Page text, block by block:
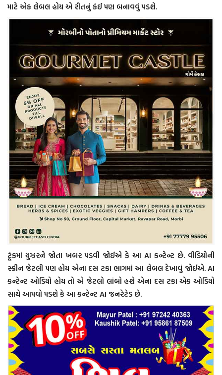
માટે એક લેબલ હોય એ રીતનું કંઈ પણ બનાવવું પડશે.
ટૂંકમાં યુઝરને જોતા ખબર પડવી જોઈએ કે આ AI કન્ટેન્ટ છે. વીડિયોની
સ્ક્રીન જેટલી પણ હોય એના દસ ટકા ભાગમાં આ લેબલ દેખાવું જોઈએ. AI
કન્ટેન્ટ ઓડિયો હોય તો એ જેટલો લાંબો હશે એના દસ ટકા એક ઓડિયો
સાથે આપવો પડશે કે આ કન્ટેન્ટ AI જનરેટેડ છે.